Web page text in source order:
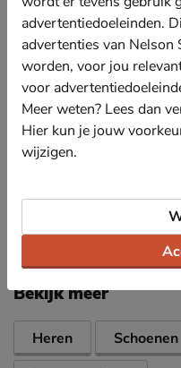
Hierdoor blijven de
fris.
Voorzien van een
fijne demping biedt
voetbed uitneembaar
gebruikt worden in de
Afgewerkt met een
Deze zorgt voor
Bekijk meer
Heren Schoenen
advertentiedoeleinden.
advertenties van Nelson
worden, voor jou
voor
Meer weten? Lees dan
Hier kun je jouw
wijzigen.